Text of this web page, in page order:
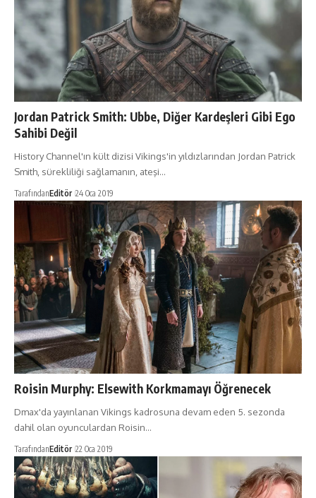
Jordan Patrick Smith: Ubbe, Diğer Kardeşleri Gibi Ego
Sahibi Değil
History Channel'ın kült dizisi Vikings'in yıldızlarından Jordan Patrick
Smith, sürekliliği sağlamanın, ateşi…
TarafındanEditör 24 Oca 2019
Roisin Murphy: Elsewith Korkmamayı Öğrenecek
Dmax'da yayınlanan Vikings kadrosuna devam eden 5. sezonda
dahil olan oyunculardan Roisin…
TarafındanEditör 22 Oca 2019